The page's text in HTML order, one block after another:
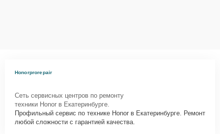
Honorprorepair
Сеть сервисных центров по ремонту
техники Honor в Екатеринбурге.
Профильный сервис по технике Honor в Екатеринбурге. Ремонт
любой сложности с гарантией качества.